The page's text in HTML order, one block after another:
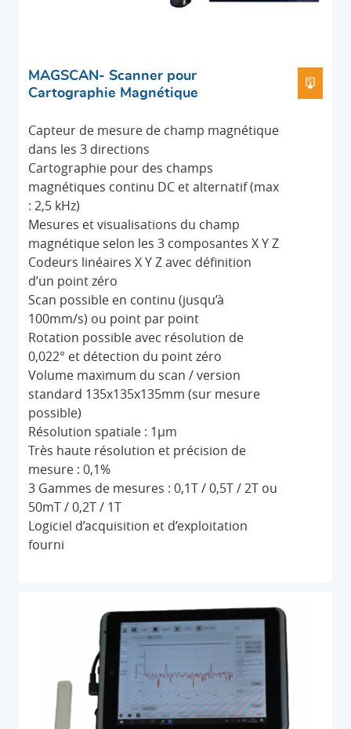
MAGSCAN- Scanner pour
Cartographie Magnétique
Capteur de mesure de champ magnétique
dans les 3 directions
Cartographie pour des champs
magnétiques continu DC et alternatif (max
: 2,5 kHz)
Mesures et visualisations du champ
magnétique selon les 3 composantes X Y Z
Codeurs linéaires X Y Z avec définition
d’un point zéro
Scan possible en continu (jusqu’à
100mm/s) ou point par point
Rotation possible avec résolution de
0,022° et détection du point zéro
Volume maximum du scan / version
standard 135x135x135mm (sur mesure
possible)
Résolution spatiale : 1µm
Très haute résolution et précision de
mesure : 0,1%
3 Gammes de mesures : 0,1T / 0,5T / 2T ou
50mT / 0,2T / 1T
Logiciel d’acquisition et d’exploitation
fourni